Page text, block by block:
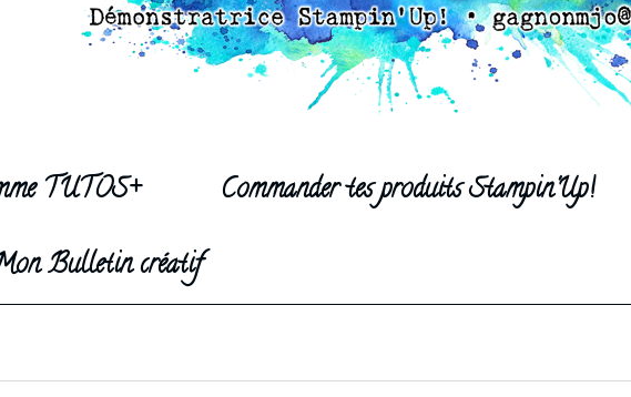
TUTOS+
Commander tes produits Stampin'Up!
Bulletin créatif